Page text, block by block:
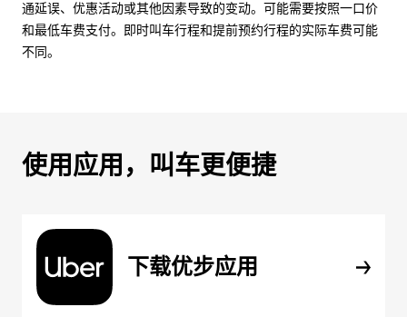
通延误、优惠活动或其他因素导致的变动。可能需要按照一口价
和最低车费支付。即时叫车行程和提前预约行程的实际车费可能
不同。
使用应用，叫车更便捷
下载优步应用